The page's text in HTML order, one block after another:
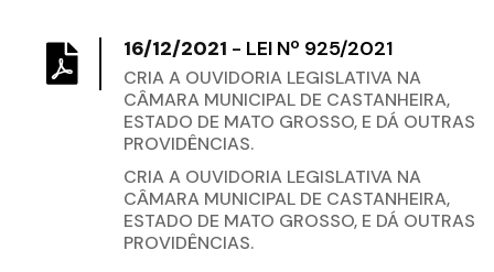
16/12/2021 - LEI Nº 925/2021
CRIA A OUVIDORIA LEGISLATIVA NA
CÂMARA MUNICIPAL DE CASTANHEIRA,
ESTADO DE MATO GROSSO, E DÁ OUTRAS
PROVIDÊNCIAS.
CRIA A OUVIDORIA LEGISLATIVA NA
CÂMARA MUNICIPAL DE CASTANHEIRA,
ESTADO DE MATO GROSSO, E DÁ OUTRAS
PROVIDÊNCIAS.